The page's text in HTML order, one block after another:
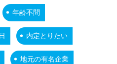
年齢不問
内定とりたい
地元の有名企業